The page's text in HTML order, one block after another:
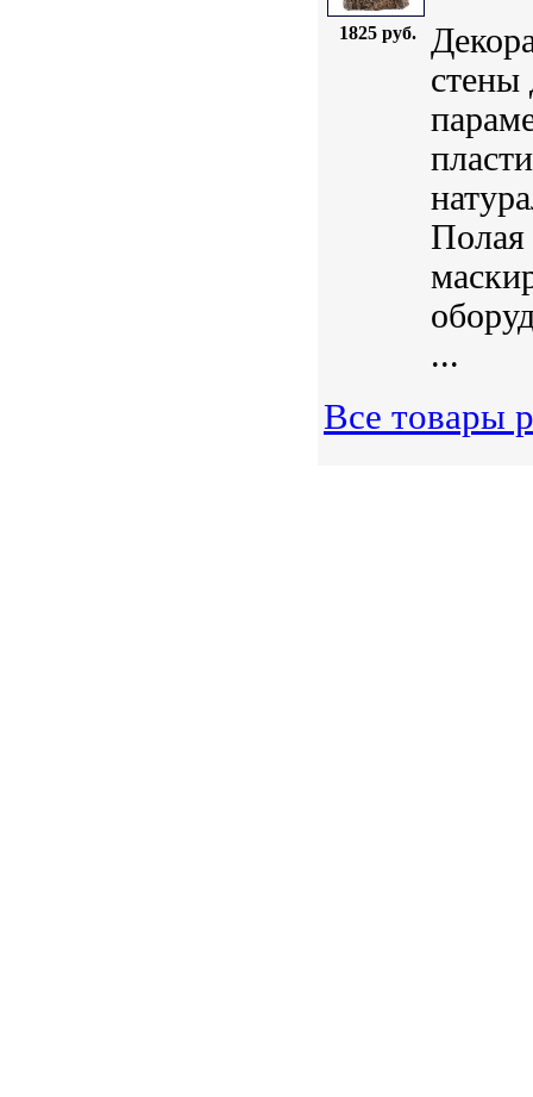
1825 руб.
стены
Полая
...
Все товары